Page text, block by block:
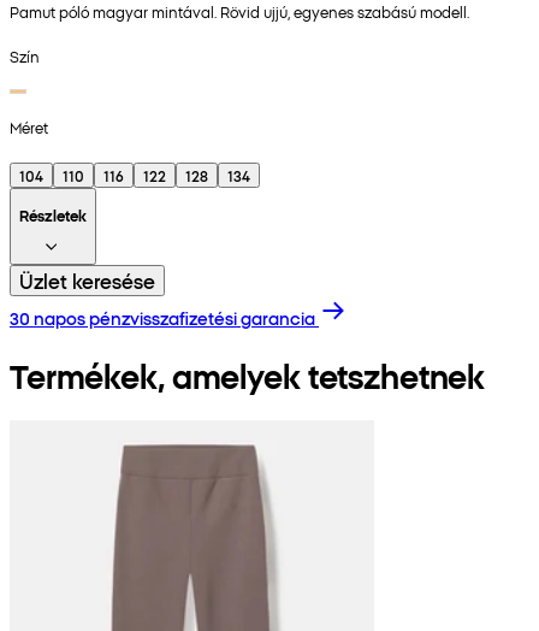
Pamut póló magyar mintával. Rövid ujjú, egyenes szabású modell.
Szín
Méret
104 110 116 122 128
134
Részletek
Üzlet keresése
30 napos pénzvisszafizetési garancia
Termékek, amelyek tetszhetnek